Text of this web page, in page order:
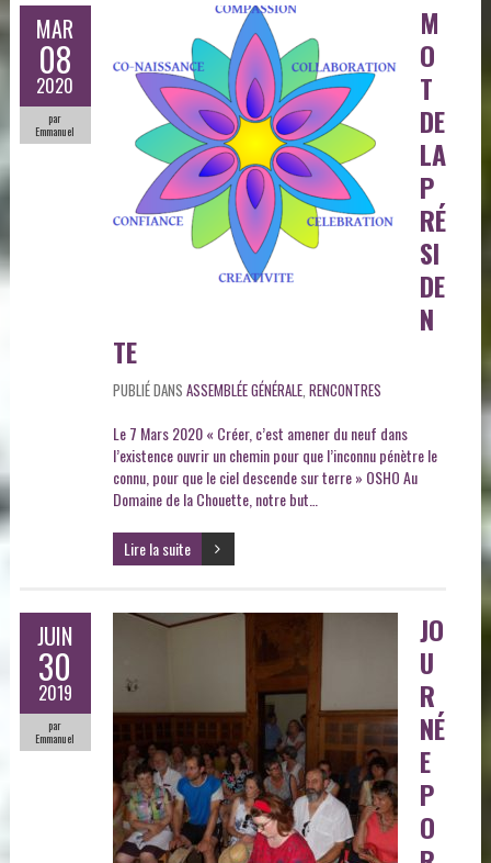
MAR
08
2020
par
Emmanuel
M
O
T
DE
LA
P
RÉ
SI
DE
N
TE
PUBLIÉ DANS ASSEMBLÉE GÉNÉRALE, RENCONTRES
Le 7 Mars 2020 « Créer, c’est amener du neuf dans
l’existence ouvrir un chemin pour que l’inconnu pénètre le
connu, pour que le ciel descende sur terre » OSHO Au
Domaine de la Chouette, notre but…
Lire la suite
JUIN
30
2019
par
Emmanuel
JO
U
R
NÉ
E
P
O